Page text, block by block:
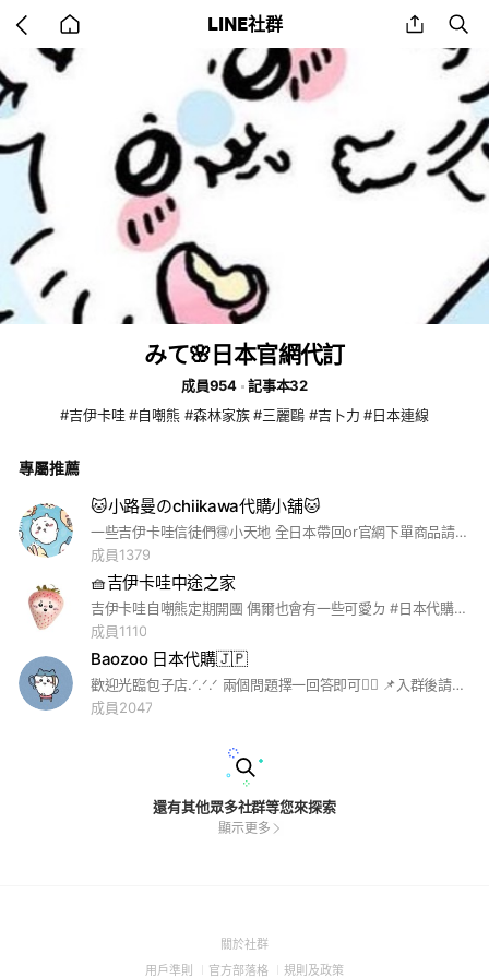
back LINE社群 share
みて🌸日本官網代訂
成員954
記事本32
#吉伊卡哇 #自嘲熊 #森林家族 #三麗鷗 #吉卜力 #日本連線
專屬推薦
🐱小路曼のchiikawa代購小舖🐱
一些吉伊卡哇信徒們🉐小天地 全日本帶回or官網下單商品請放心購買❤️
成員1379
🧺吉伊卡哇中途之家
吉伊卡哇自嘲熊定期開團 偶爾也會有一些可愛ㄉ #日本代購 #韓國代購
成員1110
Baozoo 日本代購🇯🇵
歡迎光臨包子店.ᐟ‪.ᐟ‪.ᐟ 兩個問題擇一回答即可👌🏻 📌入群後請至官方line下方選單➡️點擊「購買規則」並閱讀完畢 📌首次喊單請私訊官方告知群組暱稱 📌另設有小群歡迎分享閒聊 📌交換盲抽扭蛋款式請詳閱小群置頂交換規則 #吉伊卡哇 #迪士尼 #三麗鷗
成員2047
還有其他眾多社群等您來探索
顯示更多
關於社群(Open
用戶準則 (Open
官方部落格 (Open
規則及政策(Open